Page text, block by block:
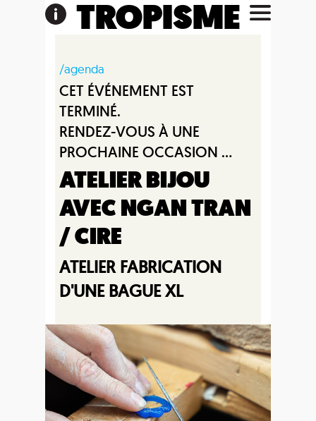
TROPISME
/agenda
CET ÉVÉNEMENT EST
TERMINÉ.
RENDEZ-VOUS À UNE
PROCHAINE OCCASION ...
ATELIER BIJOU
AVEC NGAN TRAN
/ CIRE
ATELIER FABRICATION
D'UNE BAGUE XL